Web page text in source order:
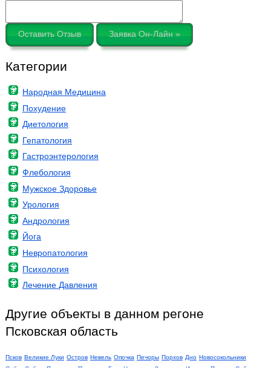
Оставить Отзыв Заявка Он-Лайн »
Категории
Народная Медицина
Похудение
Диетология
Гепатология
Гастроэнтерология
Флебология
Мужское Здоровье
Урология
Андрология
Йога
Невропатология
Психология
Лечение Давления
Другие объекты в данном регоне
Псковская область
Псков Великие Луки Остров Невель Опочка Печоры Порхов Дно Новосокольники
СебежСебеж
Пыталово Пустошка Гдов Новоржев Заплюсье Идрица Плюсса Себеж